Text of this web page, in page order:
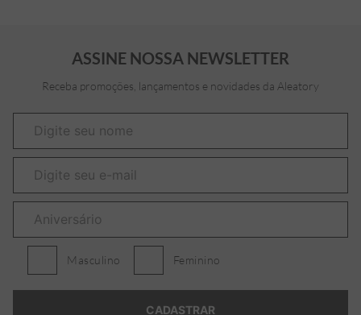
ASSINE NOSSA NEWSLETTER
Receba promoções, lançamentos e novidades da Aleatory
Masculino Feminino